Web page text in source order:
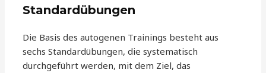
Standardübungen
Die Basis des autogenen Trainings besteht aus
sechs Standardübungen, die systematisch
durchgeführt werden, mit dem Ziel, das